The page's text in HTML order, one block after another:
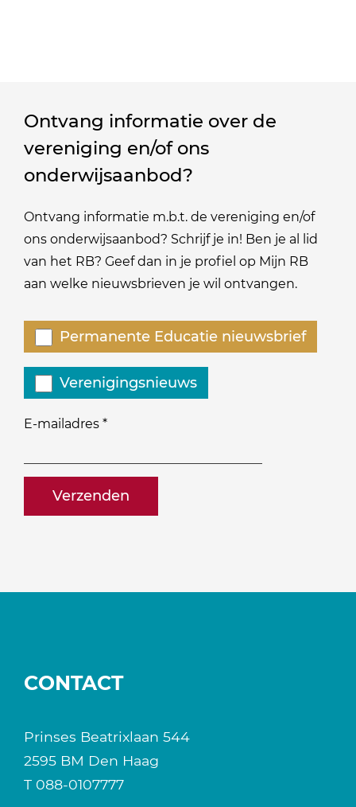
Ontvang informatie over de
vereniging en/of ons
onderwijsaanbod?
Ontvang informatie m.b.t. de vereniging en/of
ons onderwijsaanbod? Schrijf je in! Ben je al lid
van het RB? Geef dan in je profiel op Mijn RB
aan welke nieuwsbrieven je wil ontvangen.
E-mailadres *
naam@bedrijf.nl
Welke
nieuwsbrieven
zou
je
willen
Permanente Educatie nieuwsbrief
Verenigingsnieuws
CONTACT
Prinses Beatrixlaan 544
2595 BM Den Haag
T 088-0107777